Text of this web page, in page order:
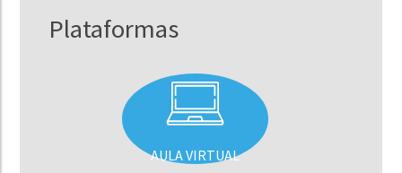
Plataformas
AULA VIRTUAL